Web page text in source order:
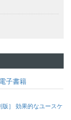
電子書籍
版］ 効果的なユースケ